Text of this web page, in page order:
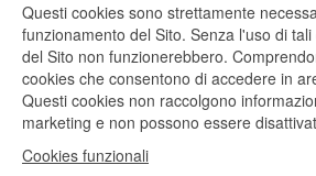
Questi cookies sono strettamente
funzionamento del Sito. Senza l'uso di
del Sito non funzionerebbero.
cookies che consentono di accedere in
Questi cookies non raccolgono
marketing e non possono essere
Cookies funzionali